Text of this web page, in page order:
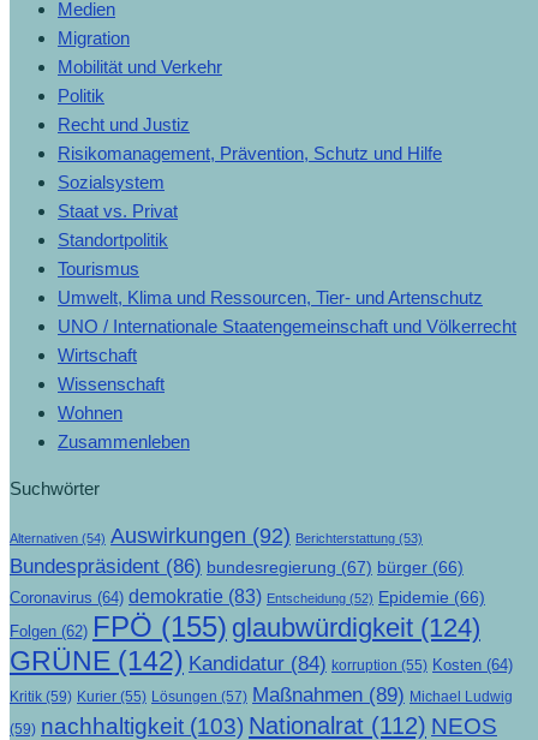
Medien
Migration
Mobilität und Verkehr
Politik
Recht und Justiz
Risikomanagement, Prävention, Schutz und Hilfe
Sozialsystem
Staat vs. Privat
Standortpolitik
Tourismus
Umwelt, Klima und Ressourcen, Tier- und Artenschutz
UNO / Internationale Staatengemeinschaft und Völkerrecht
Wirtschaft
Wissenschaft
Wohnen
Zusammenleben
Suchwörter
Alternativen (54) Auswirkungen (92) Berichterstattung (53)
Bundespräsident (86) bundesregierung (67) bürger (66)
Coronavirus (64) demokratie (83) Entscheidung (52) Epidemie (66)
Folgen (62) FPÖ (155) glaubwürdigkeit (124)
GRÜNE (142) Kandidatur (84) korruption (55) Kosten (64)
Kritik (59) Kurier (55) Lösungen (57) Maßnahmen (89) Michael Ludwig
(59) nachhaltigkeit (103) Nationalrat (112) NEOS